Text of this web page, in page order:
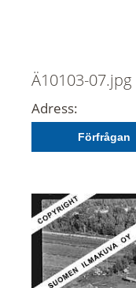
Ä10103-07.jpg
Adress:
Förfrågan